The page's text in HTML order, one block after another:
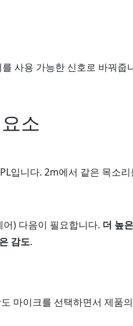
사용 가능한 신호로 바꿔줍
소
입니다. 2m에서 같은 목소리
) 다음이 필요합니다. 더 높
감도.
마이크를 선택하면서 제품